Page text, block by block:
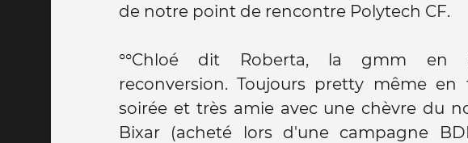
de notre point de rencontre Polytech CF.
°°Chloé dit Roberta, la gmm en
reconversion. Toujours pretty même en fin de
soirée et très amie avec une chèvre du
Bixar (acheté lors d'une campagne